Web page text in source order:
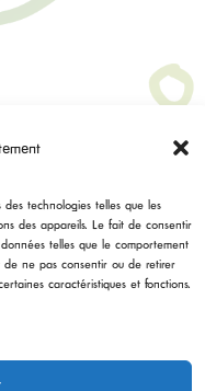
des technologies telles que les
des appareils. Le fait de consentir
telles que le comportement
de ne pas consentir ou de retirer
caractéristiques et fonctions.